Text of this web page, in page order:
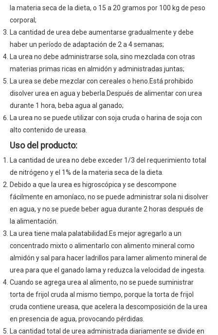
la materia seca de la dieta, o 15 a 20 gramos por 100 kg de peso
corporal;
La cantidad de urea debe aumentarse gradualmente y debe
haber un período de adaptación de 2 a 4 semanas;
La urea no debe administrarse sola, sino mezclada con otras
materias primas ricas en almidón y administradas juntas;
La urea se debe mezclar con cereales o heno.Está prohibido
disolver urea en agua y beberla.Después de alimentar con urea
durante 1 hora, beba agua al ganado;
La urea no se puede utilizar con soja cruda o harina de soja con
alto contenido de ureasa.
Uso del producto:
La cantidad de urea no debe exceder 1/3 del requerimiento total
de nitrógeno y el 1% de la materia seca de la dieta.
Debido a que la urea es higroscópica y se descompone
fácilmente en amoníaco, no se puede administrar sola ni disolver
en agua, y no se puede beber agua durante 2 horas después de
la alimentación.
La urea tiene mala palatabilidad.Es mejor agregarlo a un
concentrado mixto o alimentarlo con alimento mineral como
almidón y sal para hacer ladrillos para lamer alimento mineral de
urea para que el ganado lama y reduzca la velocidad de ingesta.
Cuando se agrega urea al alimento, no se puede suministrar
torta de frijol cruda al mismo tiempo, porque la torta de frijol
cruda contiene ureasa, que acelera la descomposición de la urea
en presencia de agua, provocando pérdidas.
La cantidad total de urea administrada diariamente se divide en